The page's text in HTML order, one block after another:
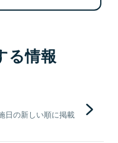
る情報
日の新しい順に掲載